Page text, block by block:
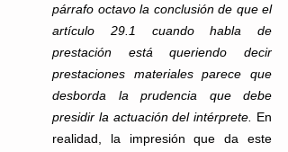
párrafo octavo la conclusión de que el
artículo 29.1 cuando habla de
prestación está queriendo decir
prestaciones materiales parece que
desborda la prudencia que debe
presidir la actuación del intérprete.
En
realidad, la impresión que da este